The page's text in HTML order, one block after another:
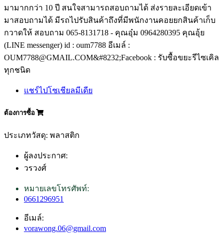
มามากกว่า 10 ปี สนใจสามารถสอบถามได้ ส่งรายละเอียดเข้า
มาสอบถามได้ มีรถไปรับสินค้าถึงที่มีพนักงานคอยยกสินค้าเก็บ
กวาดให้ สอบถาม 065-8131718 - คุณอุ๋ม 0964280395 คุณอุ้ย
(LINE messenger) id : oum7788 อีเมล์ :
OUM7788@GMAIL.COM&#8232;Facebook : รับซื้อขยะรีไซเคิล
ทุกชนิด
แชร์ไปโซเชียลมีเดีย
ต้องการซื้อ
ประเภทวัสดุ: พลาสติก
ผู้ลงประกาศ:
วรวงศ์
หมายเลขโทรศัพท์:
0661296951
อีเมล์:
vorawong.06@gmail.com